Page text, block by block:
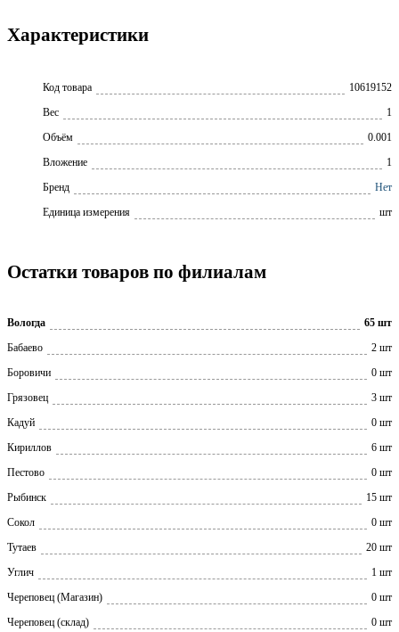
Характеристики
Код товара
10619152
Вес
1
Объём
0.001
Вложение
1
Бренд
Нет
Единица измерения
шт
Остатки товаров по филиалам
Вологда
65 шт
Бабаево
2 шт
Боровичи
0 шт
Грязовец
3 шт
Кадуй
0 шт
Кириллов
6 шт
Пестово
0 шт
Рыбинск
15 шт
Сокол
0 шт
Тутаев
20 шт
Углич
1 шт
Череповец (Магазин)
0 шт
Череповец (склад)
0 шт